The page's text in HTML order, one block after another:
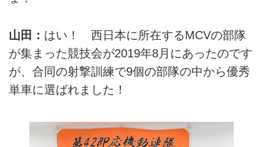
山田： はい！ 西日本に所在するMCVの部隊
が集まった競技会が2019年8月にあったのです
が、合同の射撃訓練で9個の部隊の中から優秀
単車に選ばれました！